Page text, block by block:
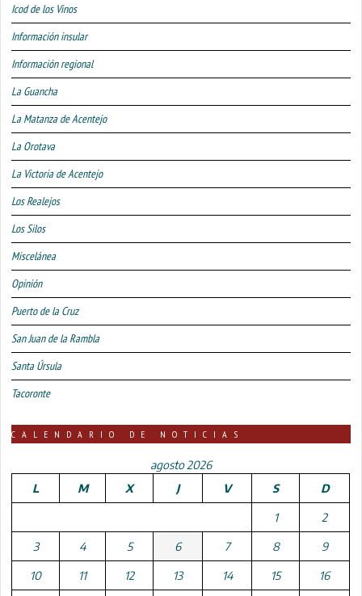
Icod de los Vinos
Información insular
Información regional
La Guancha
La Matanza de Acentejo
La Orotava
La Victoria de Acentejo
Los Realejos
Los Silos
Miscelánea
Opinión
Puerto de la Cruz
San Juan de la Rambla
Santa Úrsula
Tacoronte
CALENDARIO DE NOTICIAS
agosto 2026
L
M X J V S D
1 2
3 4 5 6 7 8 9
10 11 12 13 14 15 16